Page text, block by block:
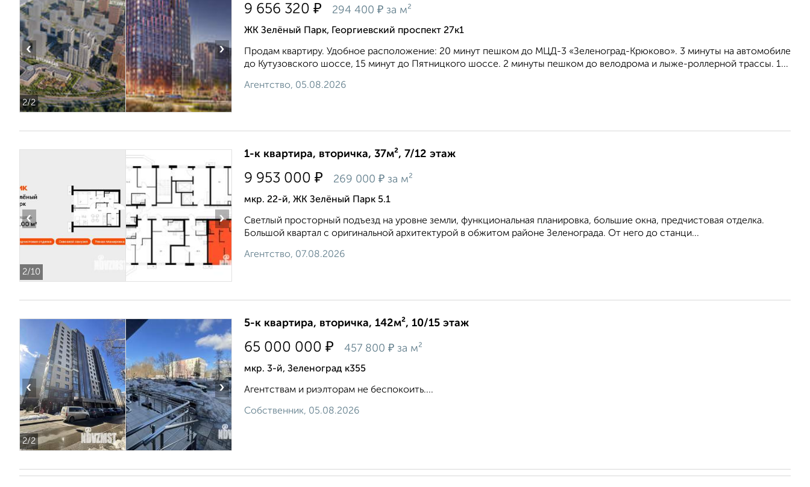
2/2
‹ ›
9 656 320 ₽ 294 400 ₽ за м²
ЖК Зелёный Парк, Георгиевский проспект 27к1
Продам квартиру. Удобное расположение: 20 минут пешком до МЦД-3 «Зеленоград-Крюково». 3 минуты на автомобиле
до Кутузовского шоссе, 15 минут до Пятницкого шоссе. 2 минуты пешком до велодрома и лыже-роллерной трассы. 1...
Агентство, 05.08.2026
2/10
‹ ›
1-к квартира, вторичка, 37м², 7/12 этаж
9 953 000 ₽ 269 000 ₽ за м²
мкр. 22-й, ЖК Зелёный Парк 5.1
Светлый просторный подъезд на уровне земли, функциональная планировка, большие окна, предчистовая отделка.
Большой квартал с оригинальной архитектурой в обжитом районе Зеленограда. От него до станци...
Агентство, 07.08.2026
2/2
‹ ›
5-к квартира, вторичка, 142м², 10/15 этаж
65 000 000 ₽ 457 800 ₽ за м²
мкр. 3-й, Зеленоград к355
Агентствам и риэлторам не беспокоить....
Собственник, 05.08.2026